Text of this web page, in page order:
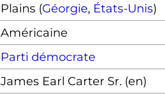
Plains (Géorgie, États-Unis)
Américaine
Parti démocrate
James Earl Carter Sr. (en)